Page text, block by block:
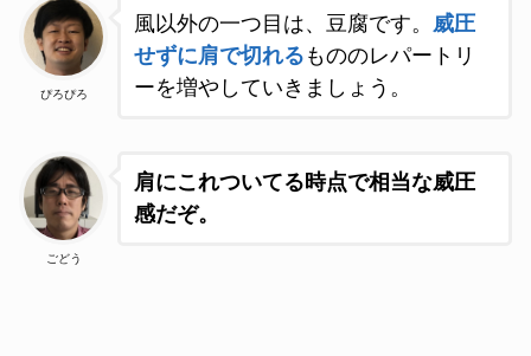
ぴろぴろ
風以外の一つ目は、豆腐です。 威圧
せずに肩で切れる もののレパートリ
ーを増やしていきましょう。
ごどう
肩にこれついてる時点で相当な威圧
感だぞ。